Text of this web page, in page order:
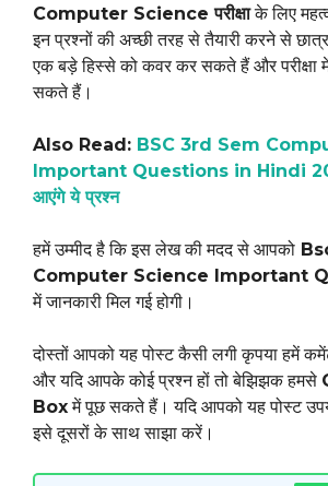
Computer Science परीक्षाके लिए
इन प्रश्नों की अच्छी तरह से तैयारी करने से
एक बड़े हिस्से को कवर कर सकते हैं और परीक्षा
सकते हैं।
Also Read: BSC 3rd Sem
Important Questions in Hindi
आएंगे ये प्रश्न
हमें उम्मीद है कि इस लेख की मदद से आपको
Computer Science Important
में जानकारी मिल गई होगी।
दोस्तों आपको यह पोस्ट कैसी लगी कृपया हमें
और यदि आपके कोई प्रश्न हों तो बेझिझक हमसे
Boxमें पूछ सकते हैं। यदि आपको यह पोस्ट
इसे दूसरों के साथ साझा करें।